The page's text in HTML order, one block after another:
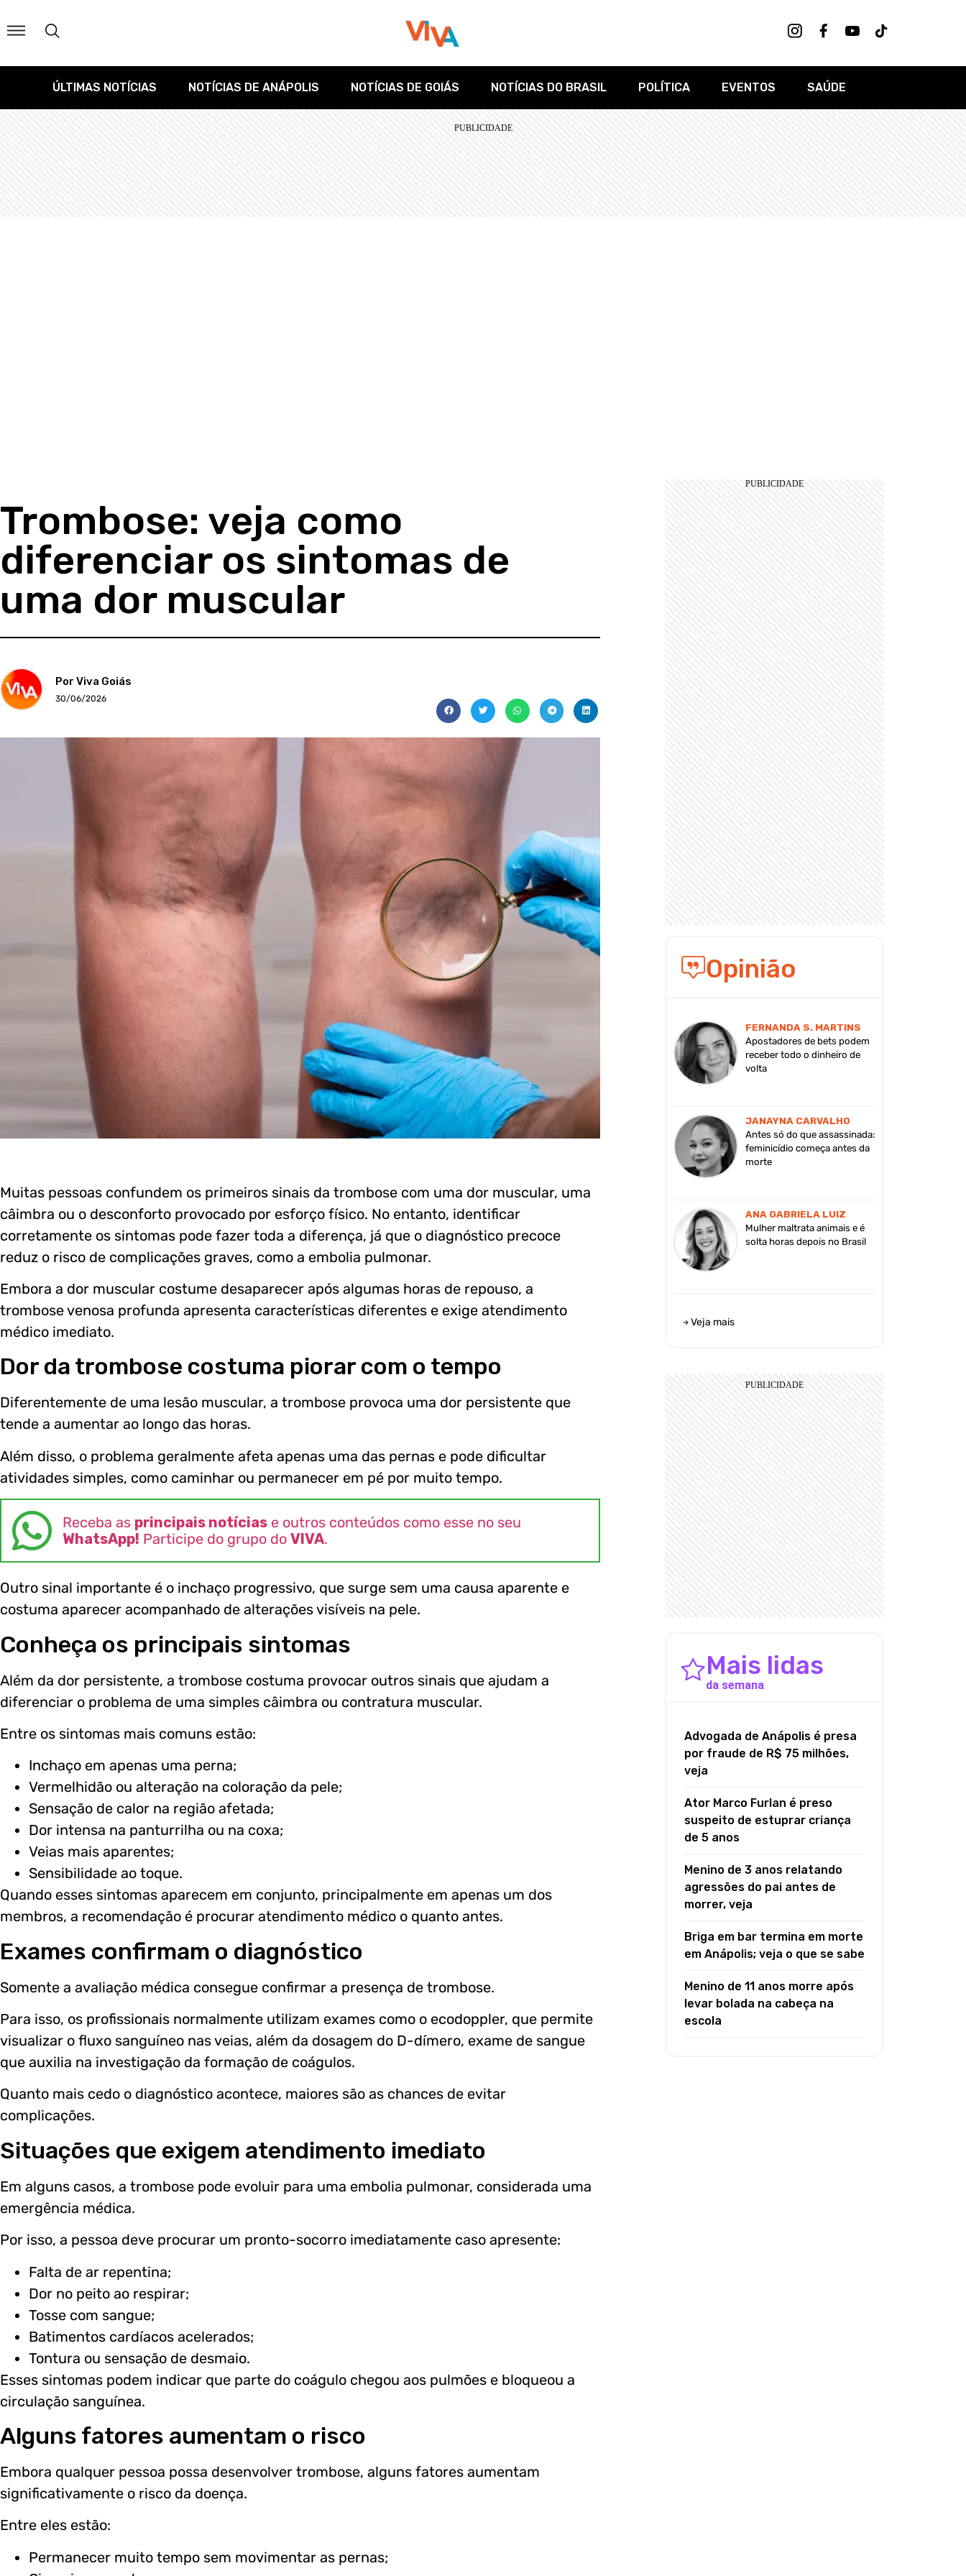
ÚLTIMAS NOTÍCIAS NOTÍCIAS DE ANÁPOLIS NOTÍCIAS DE GOIÁS NOTÍCIAS DO BRASIL POLÍTICA EVENTOS SAÚDE
Trombose: veja como
diferenciar os sintomas de
uma dor muscular
Por Viva Goiás
30/06/2026
Muitas pessoas confundem os primeiros sinais da trombose com uma dor muscular, uma
câimbra ou o desconforto provocado por esforço físico. No entanto, identificar
corretamente os sintomas pode fazer toda a diferença, já que o diagnóstico precoce
reduz o risco de complicações graves, como a embolia pulmonar.
Embora a dor muscular costume desaparecer após algumas horas de repouso, a
trombose venosa profunda apresenta características diferentes e exige atendimento
médico imediato.
Dor da trombose costuma piorar com o tempo
Diferentemente de uma lesão muscular, a trombose provoca uma dor persistente que
tende a aumentar ao longo das horas.
Além disso, o problema geralmente afeta apenas uma das pernas e pode dificultar
atividades simples, como caminhar ou permanecer em pé por muito tempo.
Receba as principais notícias e outros conteúdos como esse no seu
WhatsApp! Participe do grupo do VIVA.
Outro sinal importante é o inchaço progressivo, que surge sem uma causa aparente e
costuma aparecer acompanhado de alterações visíveis na pele.
Conheça os principais sintomas
Além da dor persistente, a trombose costuma provocar outros sinais que ajudam a
diferenciar o problema de uma simples câimbra ou contratura muscular.
Entre os sintomas mais comuns estão:
Inchaço em apenas uma perna;
Vermelhidão ou alteração na coloração da pele;
Sensação de calor na região afetada;
Dor intensa na panturrilha ou na coxa;
Veias mais aparentes;
Sensibilidade ao toque.
Quando esses sintomas aparecem em conjunto, principalmente em apenas um dos
membros, a recomendação é procurar atendimento médico o quanto antes.
Exames confirmam o diagnóstico
Somente a avaliação médica consegue confirmar a presença de trombose.
Para isso, os profissionais normalmente utilizam exames como o ecodoppler, que permite
visualizar o fluxo sanguíneo nas veias, além da dosagem do D-dímero, exame de sangue
que auxilia na investigação da formação de coágulos.
Quanto mais cedo o diagnóstico acontece, maiores são as chances de evitar
complicações.
Situações que exigem atendimento imediato
Em alguns casos, a trombose pode evoluir para uma embolia pulmonar, considerada uma
emergência médica.
Por isso, a pessoa deve procurar um pronto-socorro imediatamente caso apresente:
Falta de ar repentina;
Dor no peito ao respirar;
Tosse com sangue;
Batimentos cardíacos acelerados;
Tontura ou sensação de desmaio.
Esses sintomas podem indicar que parte do coágulo chegou aos pulmões e bloqueou a
circulação sanguínea.
Alguns fatores aumentam o risco
Embora qualquer pessoa possa desenvolver trombose, alguns fatores aumentam
significativamente o risco da doença.
Entre eles estão:
Permanecer muito tempo sem movimentar as pernas;
Opinião
FERNANDA S. MARTINS
Apostadores de bets podem
receber todo o dinheiro de
volta
JANAYNA CARVALHO
Antes só do que assassinada:
feminicídio começa antes da
morte
ANA GABRIELA LUIZ
Mulher maltrata animais e é
solta horas depois no Brasil
Veja mais
Mais lidas
da semana
Advogada de Anápolis é presa
por fraude de R$ 75 milhões,
veja
Ator Marco Furlan é preso
suspeito de estuprar criança
de 5 anos
Menino de 3 anos relatando
agressões do pai antes de
morrer, veja
Briga em bar termina em morte
em Anápolis; veja o que se sabe
Menino de 11 anos morre após
levar bolada na cabeça na
escola